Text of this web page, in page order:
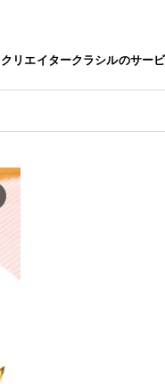
クリエイタークラシルのサー